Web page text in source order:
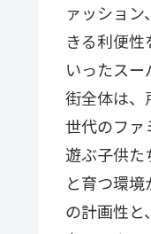
ァッショ
きる利便
いったスー
街全体は、
世代のファ
遊ぶ子供た
と育つ環
の計画性と